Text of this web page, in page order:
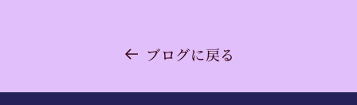
ブログに戻る